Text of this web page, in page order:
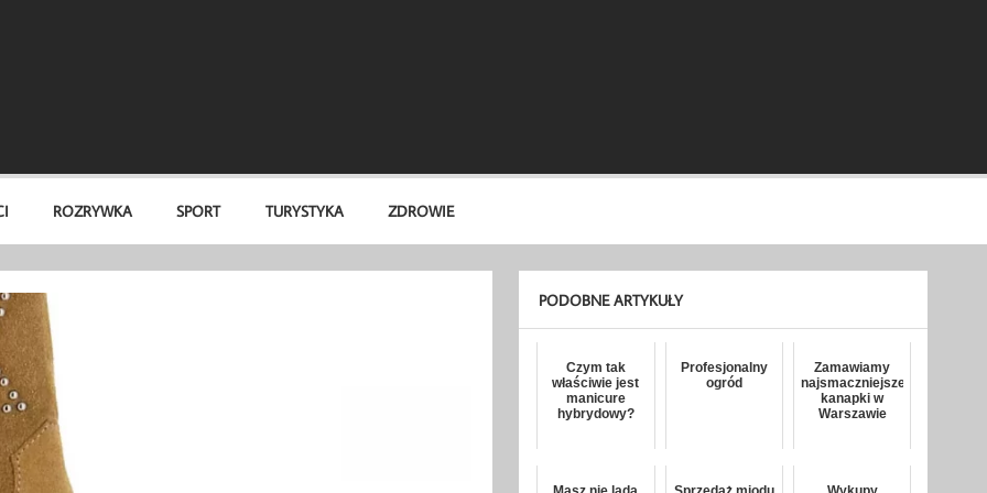
ROZRYWKA SPORT TURYSTYKA ZDROWIE
PODOBNE ARTYKUŁY
Czym tak
właściwie jest
manicure
hybrydowy?
Profesjonalny
ogród
Zamawiamy
najsmaczniejsze
kanapki w
Warszawie